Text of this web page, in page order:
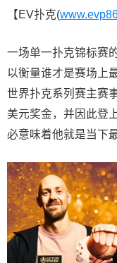
【EV扑克(
一场单一扑克锦标赛
以衡量谁才是赛场上
世界扑克系列赛主赛
美元奖金，并因此登
必意味着他就是当下